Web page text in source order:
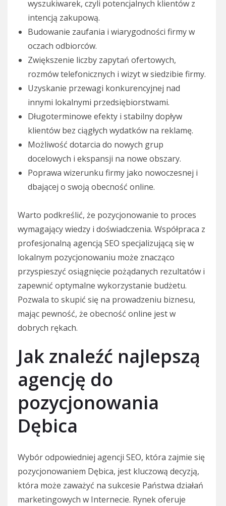
wyszukiwarek, czyli potencjalnych klientów z
intencją zakupową.
Budowanie zaufania i wiarygodności firmy w
oczach odbiorców.
Zwiększenie liczby zapytań ofertowych,
rozmów telefonicznych i wizyt w siedzibie firmy.
Uzyskanie przewagi konkurencyjnej nad
innymi lokalnymi przedsiębiorstwami.
Długoterminowe efekty i stabilny dopływ
klientów bez ciągłych wydatków na reklamę.
Możliwość dotarcia do nowych grup
docelowych i ekspansji na nowe obszary.
Poprawa wizerunku firmy jako nowoczesnej i
dbającej o swoją obecność online.
Warto podkreślić, że pozycjonowanie to proces
wymagający wiedzy i doświadczenia. Współpraca z
profesjonalną agencją SEO specjalizującą się w
lokalnym pozycjonowaniu może znacząco
przyspieszyć osiągnięcie pożądanych rezultatów i
zapewnić optymalne wykorzystanie budżetu.
Pozwala to skupić się na prowadzeniu biznesu,
mając pewność, że obecność online jest w
dobrych rękach.
Jak znaleźć najlepszą
agencję do
pozycjonowania
Dębica
Wybór odpowiedniej agencji SEO, która zajmie się
pozycjonowaniem Dębica, jest kluczową decyzją,
która może zaważyć na sukcesie Państwa działań
marketingowych w Internecie. Rynek oferuje